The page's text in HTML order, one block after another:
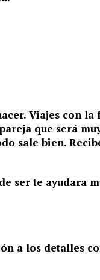
Viajes con
que será
sale bien.
ser te ayudara
a los detalles